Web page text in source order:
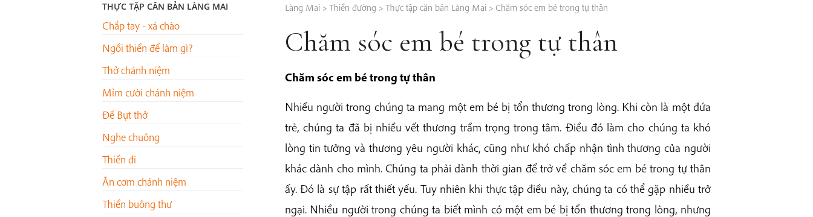
THỰC TẬP CĂN BẢN LÀNG MAI
Chắp tay - xá chào
Ngồi thiền để làm gì?
Thở chánh niệm
Mỉm cười chánh niệm
Để Bụt thở
Nghe chuông
Thiền đi
Ăn cơm chánh niệm
Thiền buông thư
Làng Mai> Thiền đường > Thực tập căn bản Làng Mai> Chăm sóc em bé trong tự thân
Chăm sóc em bé trong tự thân
Chăm sóc em bé trong tự thân
Nhiều người trong chúng ta mang một em bé bị tổn thương trong lòng. Khi còn là một đứa
trẻ, chúng ta đã bị nhiều vết thương trầm trọng trong tâm. Điều đó làm cho chúng ta khó
lòng tin tưởng và thương yêu người khác, cũng như khó chấp nhận tình thương của người
khác dành cho mình. Chúng ta phải dành thời gian để trở về chăm sóc em bé trong tự thân
ấy. Đó là sự tập rất thiết yếu. Tuy nhiên khi thực tập điều này, chúng ta có thể gặp nhiều trở
ngại. Nhiều người trong chúng ta biết mình có một em bé bị tổn thương trong lòng, nhưng